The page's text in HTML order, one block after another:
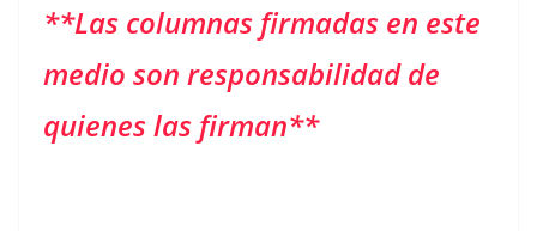
**Las columnas firmadas en este
medio son responsabilidad de
quienes las firman**